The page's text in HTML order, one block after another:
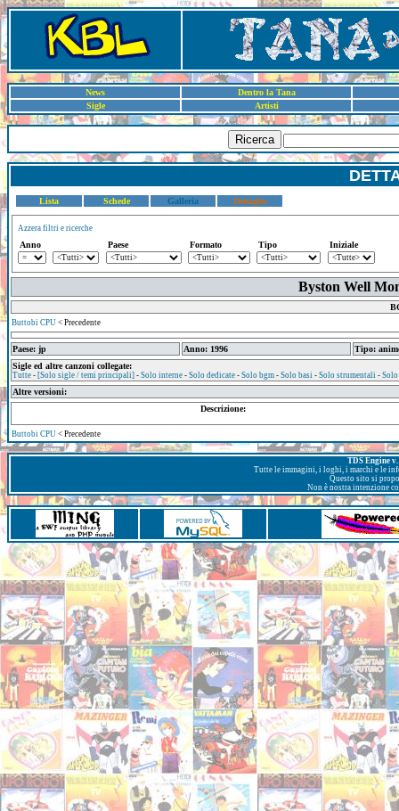
News
Dentro la Tana
Sigle
Artisti
Ricerca
Lista Schede Galleria Dettaglio
Azzera filtri e ricerche
Anno Paese Formato Tipo Iniziale
Byston Well
Buttobi CPU < Precedente
Paese: jp Anno: 1996
Tipo:
Sigle ed altre canzoni collegate:
Tutte - [Solo sigle / temi principali] - Solo interne - Solo dedicate - Solo bgm - Solo basi - Solo strumentali - Solo
Altre versioni:
Descrizione:
Buttobi CPU < Precedente
TDS Engine
Tutte le immagini, i loghi, i marchi e le
Questo sito si
Non è nostra intenzione